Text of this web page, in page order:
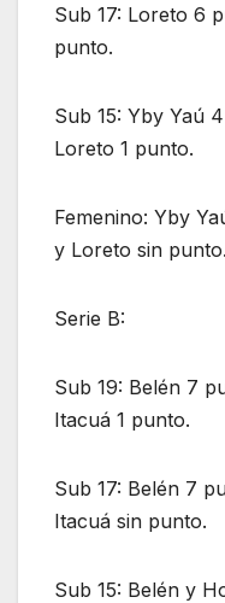
Sub 17: Loreto 6
punto.
Sub 15: Yby Yaú
Loreto 1 punto.
Femenino: Yby
y Loreto sin punto.
Serie B:
Sub 19: Belén 7
Itacuá 1 punto.
Sub 17: Belén 7
Itacuá sin punto.
Sub 15: Belén y